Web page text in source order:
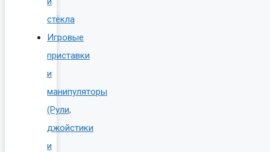
стёкла
Игровые
приставки
и
манипуляторы
(Рули,
джойстики
и